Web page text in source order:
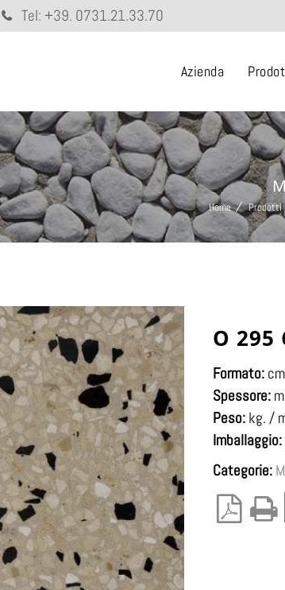
Tel: +39. 0731.21.33.70
Azienda
Home Prodotti
O 295
Formato:
Spessore:
Peso: kg. /
Imballaggio:
Categorie: